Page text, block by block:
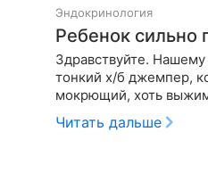
Эндокринология
Ребенок сильно
Здравствуйте.
тонкий х/б джемпер,
мокрющий, хоть
Читать дальше